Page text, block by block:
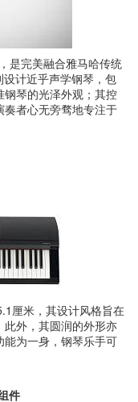
是完美融合雅马哈传统
计近乎声学钢琴，包
琴的光泽外观；其控
者心无旁骛地专注于
厘米，其设计风格旨在
外，其圆润的外形亦
为一身，钢琴乐手可
件